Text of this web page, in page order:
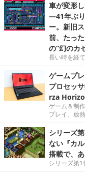
車が変形
―41年ぶり
ー。新旧
前、たっ
の“幻のカ
長い時を経
ゲームプ
プロセッ
rza
ゲーム＆制
プレイ。放
シリーズ
ない『カ
搭載で、
シリーズ第1